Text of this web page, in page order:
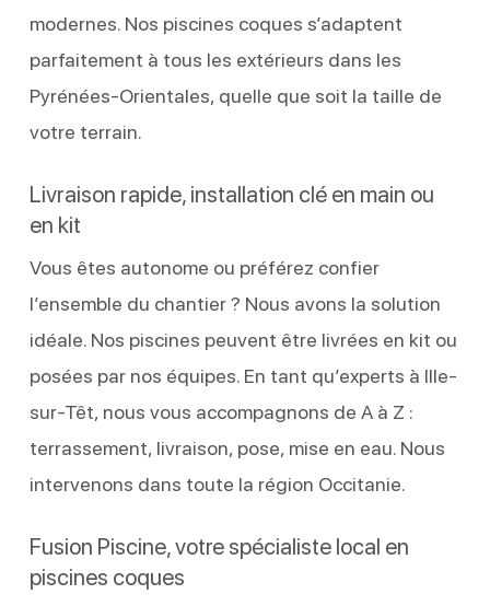
modernes. Nos piscines coques s’adaptent
parfaitement à tous les extérieurs dans les
Pyrénées-Orientales, quelle que soit la taille de
votre terrain.
Livraison rapide, installation clé en main ou
en kit
Vous êtes autonome ou préférez confier
l’ensemble du chantier ? Nous avons la solution
idéale. Nos piscines peuvent être livrées en kit ou
posées par nos équipes. En tant qu’experts à Ille-
sur-Têt, nous vous accompagnons de A à Z :
terrassement, livraison, pose, mise en eau. Nous
intervenons dans toute la région Occitanie.
Fusion Piscine, votre spécialiste local en
piscines coques